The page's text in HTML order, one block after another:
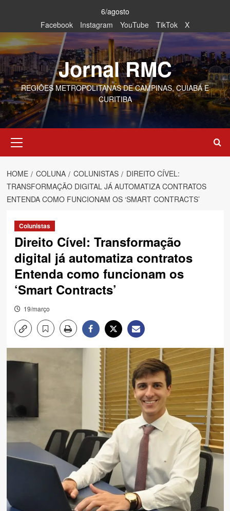
content
6/agosto
Facebook
Instagram YouTube TikTok X
Jornal RMC
REGIÕES METROPOLITANAS DE CAMPINAS, CUIABÁ E
CURITIBA
Menu
HOME COLUNA COLUNISTAS
DIREITO CÍVEL:
TRANSFORMAÇÃO DIGITAL JÁ AUTOMATIZA CONTRATOS
ENTENDA COMO FUNCIONAM OS ‘SMART CONTRACTS’
Colunistas
Direito Cível: Transformação
digital já automatiza contratos
Entenda como funcionam os
‘Smart Contracts’
19/março